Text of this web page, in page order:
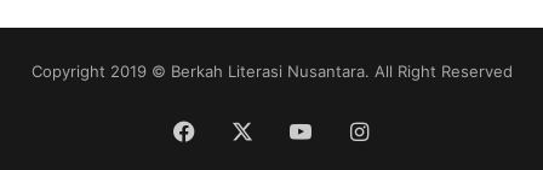
Copyright 2019 © Berkah Literasi Nusantara. All Right Reserved
Facebook YouTubeInstagram